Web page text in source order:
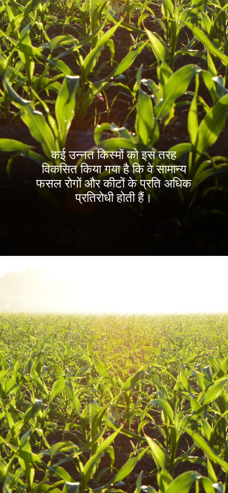
कई उन्नत किस्मों को इस तरह
विकसित किया गया है कि वे सामान्य
फसल रोगों और कीटों के प्रति अधिक
प्रतिरोधी होती हैं।